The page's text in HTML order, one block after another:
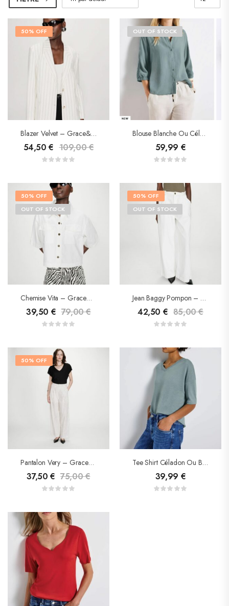
50% OFF
Blazer Velvet – Grace& Mila
54,50€ 109,00€
OUT OF STOCK
Blouse Blanche Ou Céladon – Street One
59,99 €
50% OFF
OUT OF STOCK
Chemise Vita – Grace&Mila
39,50 € 79,00€
50% OFF
OUT OF STOCK
Jean Baggy Pompon – Grace&Mila
42,50 € 85,00€
50% OFF
Pantalon Very – Grace& Mila
37,50€ 75,00€
Tee Shirt Céladon Ou Blanc – Street One
39,99 €